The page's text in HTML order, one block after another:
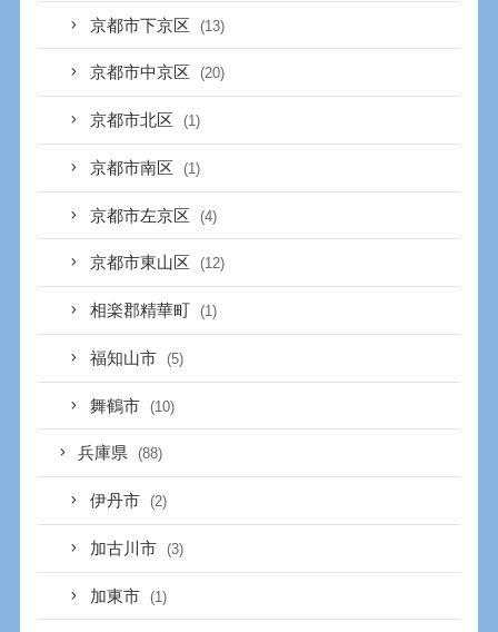
京都市下京区 (13)
京都市中京区 (20)
京都市北区 (1)
京都市南区 (1)
京都市左京区 (4)
京都市東山区 (12)
相楽郡精華町 (1)
福知山市 (5)
舞鶴市 (10)
兵庫県 (88)
伊丹市 (2)
加古川市 (3)
加東市 (1)